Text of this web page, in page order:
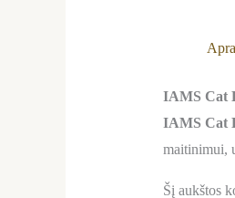
IAMS Cat
IAMS Cat
maitinimui,
Šį aukštos